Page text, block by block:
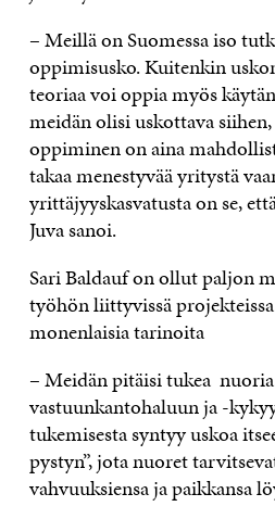
– Meillä on Suomessa iso
oppimisusko. Kuitenkin
teoriaa voi oppia myös
meidän olisi uskottava
oppiminen on aina
takaa menestyvää yritystä
yrittäjyyskasvatusta on se,
Juva sanoi.
Sari Baldauf on ollut paljon
työhön liittyvissä
monenlaisia tarinoita
– Meidän pitäisi tukea
vastuunkantohaluun ja -
tukemisesta syntyy uskoa
pystyn”, jota nuoret
vahvuuksiensa ja paikkansa